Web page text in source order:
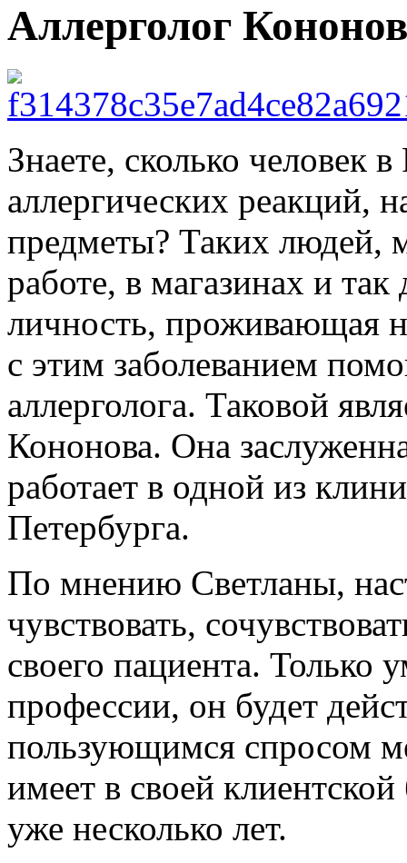
Аллерголог
Знаете, сколько человек
аллергических реакций,
предметы? Таких людей,
работе, в магазинах и
личность, проживающая
с этим заболеванием
аллерголога. Таковой
Кононова. Она
работает в одной из
Петербурга.
По мнению Светланы,
чувствовать,
своего пациента. Только
профессии, он будет
пользующимся спросом
имеет в своей клиентской
уже несколько лет.